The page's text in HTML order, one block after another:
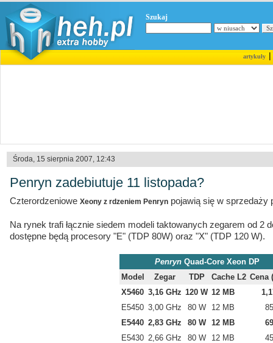
Szukaj
artykuły|
Środa, 15 sierpnia 2007, 12:43
Penryn zadebiutuje 11 listopada?
Czterordzeniowe Xeony z rdzeniem Penryn pojawią się w sprzedaży
Na rynek trafi łącznie siedem modeli taktowanych zegarem od 2
dostępne będą procesory "E" (TDP 80W) oraz "X" (TDP 120 W).
PenrynQuad-Core Xeon DP
Model
Zegar TDP Cache L2 Cena
X5460 3,16 GHz 120 W 12 MB
E5450 3,00 GHz 80 W 12 MB
E5440 2,83 GHz 80 W 12 MB
E5430 2,66 GHz 80 W 12 MB